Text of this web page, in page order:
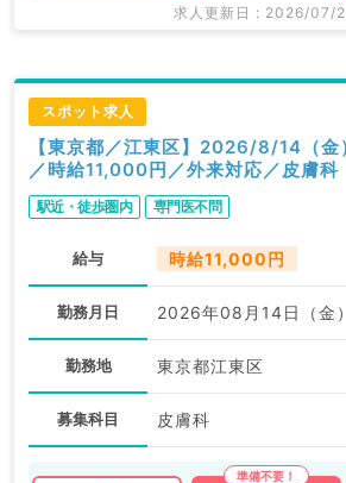
求人更新日 : 2026/07/
スポット求人
【東京都／江東区】2026/8/14（
／時給11,000円／外来対応／皮膚科
駅近・徒歩圏内 専門医不問
給与 時給11,000円
勤務月日 2026年08月14日（金）
勤務地 東京都江東区
募集科目 皮膚科